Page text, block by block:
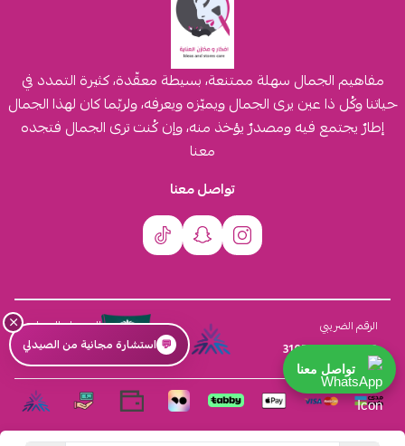
مفاهيم الجمال سهلة ممتنعة، بسيطة معقّدة، كثيرة التمدد في
حياتنا وكُل ذا عين يرى الجمال ويميّزه ويعرفه، ولربّما كان لهذا الجمال
إطارٌ يجتمع فيه ومصدرٌ يؤخذ منه، وإن كُنت ترى الجمال فتجده
معنا
تواصل معنا
الرقم الضريبي
310555259800003
السجل التجاري
4030431116
×
💬 استشارة مجانية من الصيدلي
تواصل معنا